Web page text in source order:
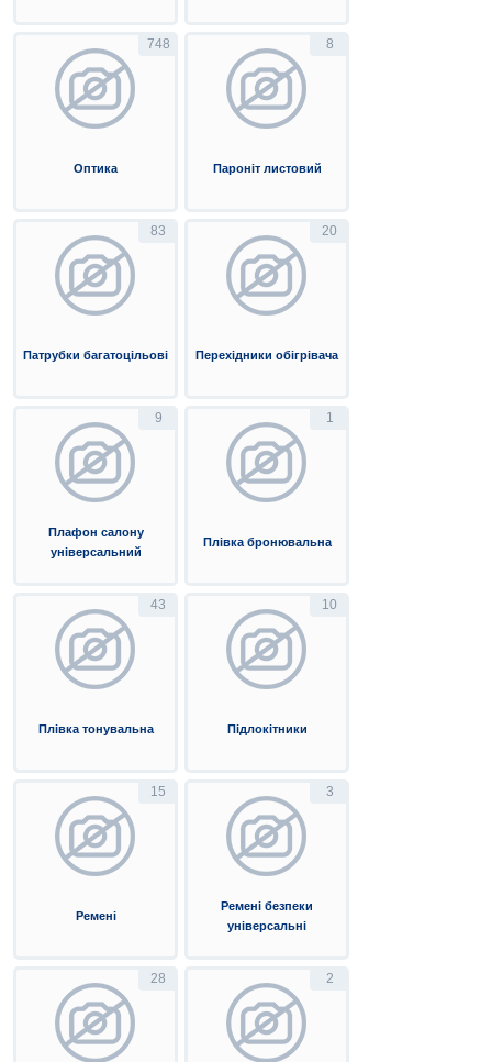
748
Оптика
8
Пароніт листовий
83
Патрубки багатоцільові
20
Перехідники обігрівача
9
Плафон салону
універсальний
1
Плівка бронювальна
43
Плівка тонувальна
10
Підлокітники
15
Ремені
3
Ремені безпеки
універсальні
28 2